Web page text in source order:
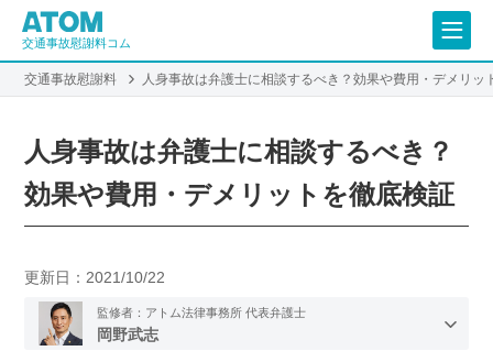
交通事故慰謝料コム
交通事故慰謝料 人身事故は弁護士に相談するべき？効果や費用・デメリッ
人身事故は弁護士に相談するべき？
効果や費用・デメリットを徹底検証
更新日： 2021/10/22
監修者：アトム法律事務所 代表弁護士
岡野武志